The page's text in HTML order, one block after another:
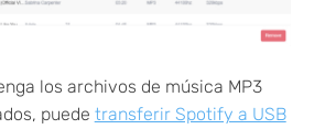
los archivos de música MP3
puede transferir Spotify a USB